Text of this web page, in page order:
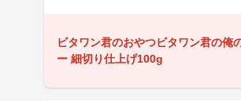
ビタワン君のおやつビタワン君の俺
ー 細切り仕上げ100g